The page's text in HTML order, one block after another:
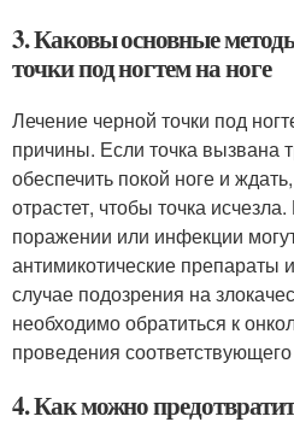
3. Каковы основные
точки под ногтем на ноге
Лечение черной точки под
причины. Если точка вызвана
обеспечить покой ноге и
отрастет, чтобы точка
поражении или инфекции
антимикотические препараты
случае подозрения на
необходимо обратиться к
проведения
4. Как можно